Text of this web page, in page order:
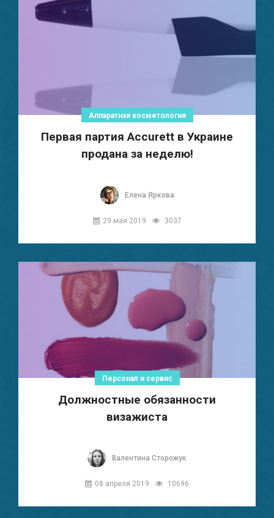
Аппаратная косметология
Первая партия Accurett в Украине
продана за неделю!
Елена Яркова
29 мая 2019 3037
Персонал и сервис
Должностные обязанности
визажиста
Валентина Сторожук
08 апреля 2019 10696